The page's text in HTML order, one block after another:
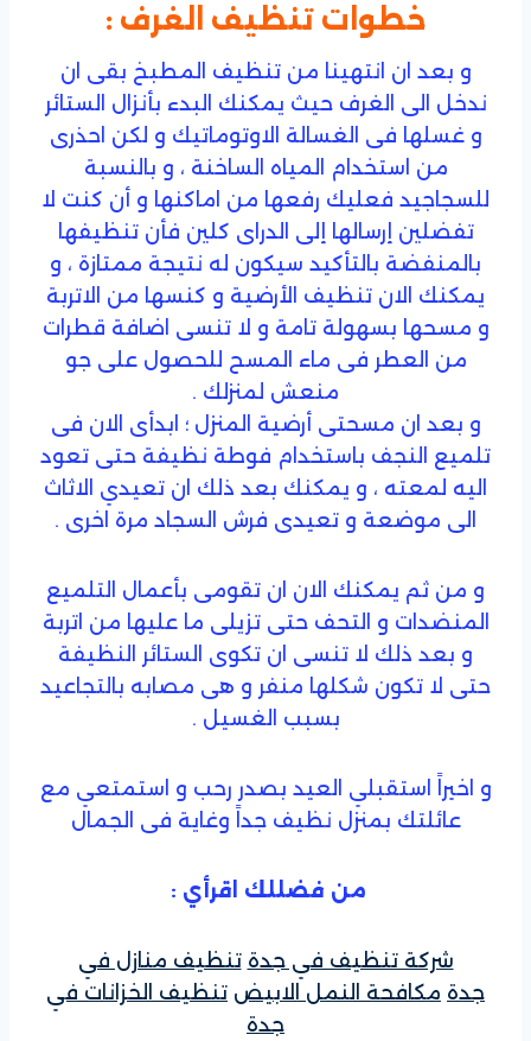
خطوات تنظيف الغرف :
و بعد ان انتهينا من تنظيف المطبخ بقى ان
ندخل الى الغرف حيث يمكنك البدء بأنزال الستائر
و غسلها فى الغسالة الاوتوماتيك و لكن احذرى
من استخدام المياه الساخنة ، و بالنسبة
للسجاجيد فعليك رفعها من اماكنها و أن كنت لا
تفضلين إرسالها إلى الدراى كلين فأن تنظيفها
بالمنفضة بالتأكيد سيكون له نتيجة ممتازة ، و
يمكنك الان تنظيف الأرضية و كنسها من الاتربة
و مسحها بسهولة تامة و لا تنسى اضافة قطرات
من العطر فى ماء المسح للحصول على جو
منعش لمنزلك .
و بعد ان مسحتى أرضية المنزل ؛ ابدأى الان فى
تلميع النجف باستخدام فوطة نظيفة حتى تعود
اليه لمعته ، و يمكنك بعد ذلك ان تعيدي الاثاث
الى موضعة و تعيدى فرش السجاد مرة اخرى .
و من ثم يمكنك الان ان تقومى بأعمال التلميع
المنضدات و التحف حتى تزيلى ما عليها من اتربة
و بعد ذلك لا تنسى ان تكوى الستائر النظيفة
حتى لا تكون شكلها منفر و هى مصابه بالتجاعيد
بسبب الغسيل .
و اخيراً استقبلي العيد بصدر رحب و استمتعي مع
عائلتك بمنزل نظيف جداً وغاية فى الجمال
من فضللك اقرأي :
شركة تنظيف في جدة تنظيف منازل في
جدة مكافحة النمل الابيض تنظيف الخزانات في
جدة